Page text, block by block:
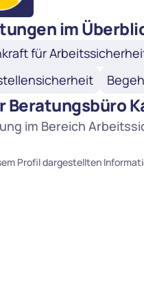
im
für
Beratungsbüro
im Bereich
Profil dargestellten